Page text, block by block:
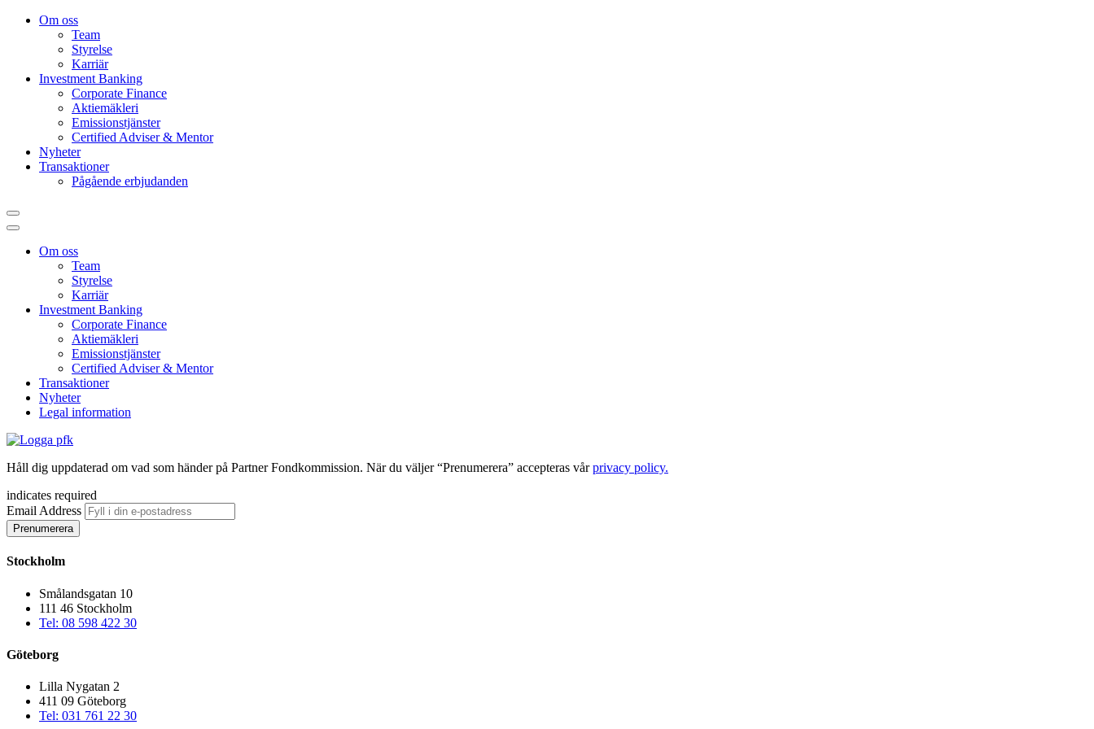
Om oss
Team
Styrelse
Karriär
Investment Banking
Corporate Finance
Aktiemäkleri
Emissionstjänster
Certified Adviser & Mentor
Nyheter
Transaktioner
Pågående erbjudanden
Om oss
Team
Styrelse
Karriär
Investment Banking
Corporate Finance
Aktiemäkleri
Emissionstjänster
Certified Adviser & Mentor
Transaktioner
Nyheter
Legal information
Håll dig uppdaterad om vad som händer på Partner Fondkommission. När du väljer “Prenumerera” accepteras vårprivacy policy.
indicates required
Email Address
Stockholm
Smålandsgatan 10
111 46 Stockholm
Tel: 08 598 422 30
Göteborg
Lilla Nygatan 2
411 09 Göteborg
Tel: 031 761 22 30